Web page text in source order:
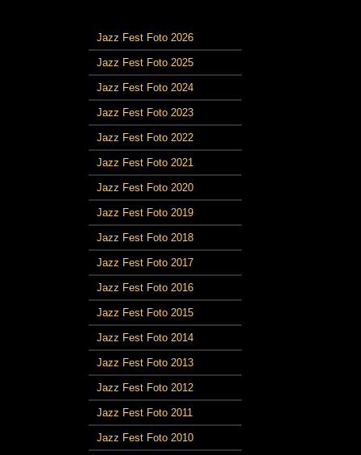
Jazz Fest Foto 2026
Jazz Fest Foto 2025
Jazz Fest Foto 2024
Jazz Fest Foto 2023
Jazz Fest Foto 2022
Jazz Fest Foto 2021
Jazz Fest Foto 2020
Jazz Fest Foto 2019
Jazz Fest Foto 2018
Jazz Fest Foto 2017
Jazz Fest Foto 2016
Jazz Fest Foto 2015
Jazz Fest Foto 2014
Jazz Fest Foto 2013
Jazz Fest Foto 2012
Jazz Fest Foto 2011
Jazz Fest Foto 2010